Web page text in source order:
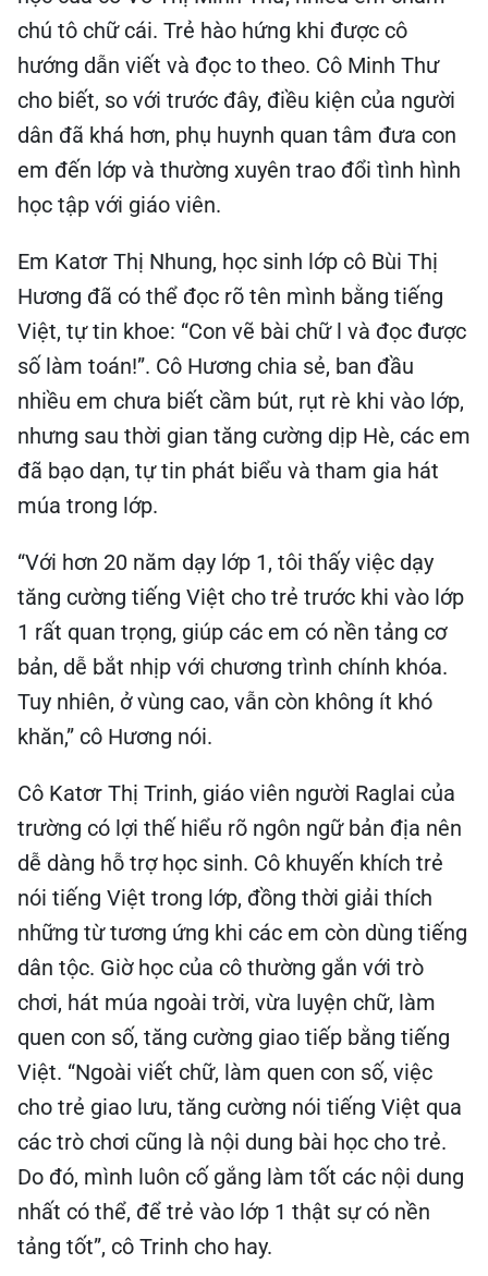
chú tô chữ cái. Trẻ hào hứng khi được cô
hướng dẫn viết và đọc to theo. Cô Minh Thư
cho biết, so với trước đây, điều kiện của người
dân đã khá hơn, phụ huynh quan tâm đưa con
em đến lớp và thường xuyên trao đổi tình hình
học tập với giáo viên.
Em Katơr Thị Nhung, học sinh lớp cô Bùi Thị
Hương đã có thể đọc rõ tên mình bằng tiếng
Việt, tự tin khoe: “Con vẽ bài chữ l và đọc được
số làm toán!”. Cô Hương chia sẻ, ban đầu
nhiều em chưa biết cầm bút, rụt rè khi vào lớp,
nhưng sau thời gian tăng cường dịp Hè, các em
đã bạo dạn, tự tin phát biểu và tham gia hát
múa trong lớp.
“Với hơn 20 năm dạy lớp 1, tôi thấy việc dạy
tăng cường tiếng Việt cho trẻ trước khi vào lớp
1 rất quan trọng, giúp các em có nền tảng cơ
bản, dễ bắt nhịp với chương trình chính khóa.
Tuy nhiên, ở vùng cao, vẫn còn không ít khó
khăn,” cô Hương nói.
Cô Katơr Thị Trinh, giáo viên người Raglai của
trường có lợi thế hiểu rõ ngôn ngữ bản địa nên
dễ dàng hỗ trợ học sinh. Cô khuyến khích trẻ
nói tiếng Việt trong lớp, đồng thời giải thích
những từ tương ứng khi các em còn dùng tiếng
dân tộc. Giờ học của cô thường gắn với trò
chơi, hát múa ngoài trời, vừa luyện chữ, làm
quen con số, tăng cường giao tiếp bằng tiếng
Việt. “Ngoài viết chữ, làm quen con số, việc
cho trẻ giao lưu, tăng cường nói tiếng Việt qua
các trò chơi cũng là nội dung bài học cho trẻ.
Do đó, mình luôn cố gắng làm tốt các nội dung
nhất có thể, để trẻ vào lớp 1 thật sự có nền
tảng tốt”, cô Trinh cho hay.